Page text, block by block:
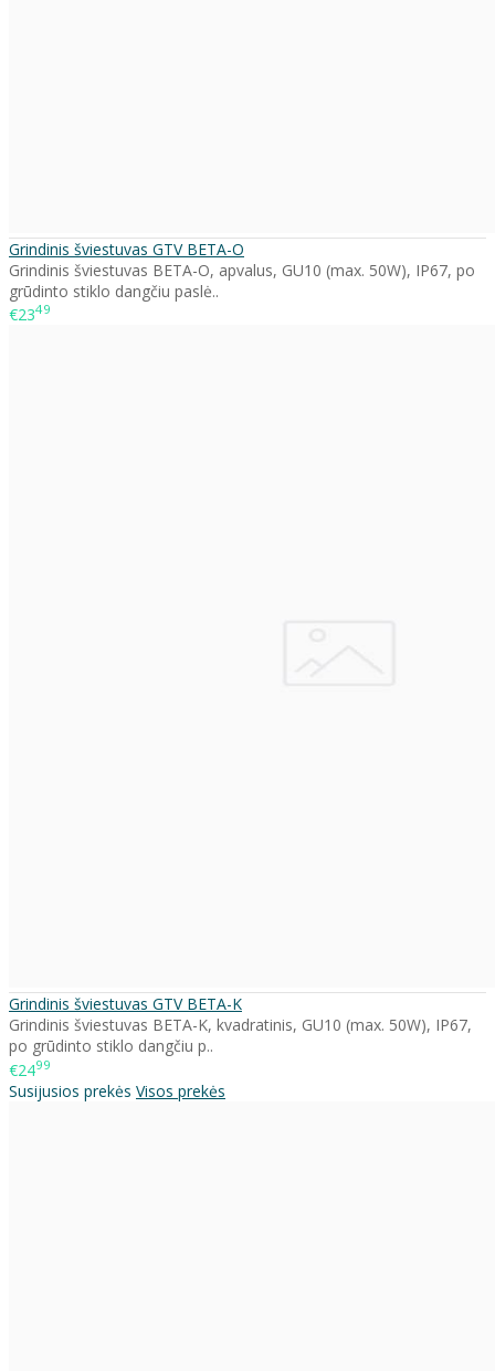
Grindinis šviestuvas GTV BETA-O
Grindinis šviestuvas BETA-O, apvalus, GU10 (max. 50W), IP67, po
grūdinto stiklo dangčiu paslė..
€2349
Grindinis šviestuvas GTV BETA-K
Grindinis šviestuvas BETA-K, kvadratinis, GU10 (max. 50W), IP67,
po grūdinto stiklo dangčiu p..
€2499
Susijusios prekės Visos prekės